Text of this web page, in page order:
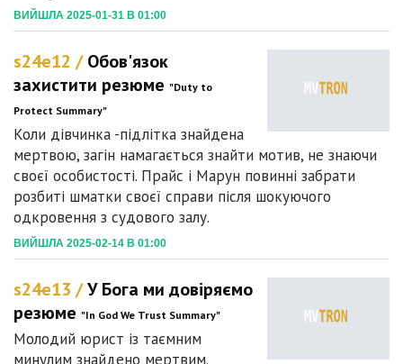
ВИЙШЛА 2025-01-31 В 01:00
s24e12 /Обов'язок
захистити резюме "Duty to
Protect Summary"
Коли дівчинка -підлітка знайдена
мертвою, загін намагається знайти мотив, не знаючи
своєї особистості. Прайс і Марун повинні забрати
розбиті шматки своєї справи після шокуючого
одкровення з судового залу.
ВИЙШЛА 2025-02-14 В 01:00
s24e13 /У Бога ми довіряємо
резюме "In God We Trust Summary"
Молодий юрист із таємним
минулим знайдено мертвим.